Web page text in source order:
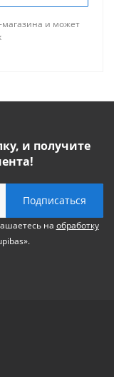
магазина и может
и получите
на обработку